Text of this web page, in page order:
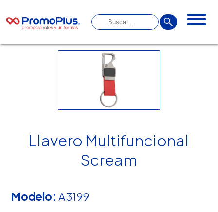
Llavero Multifuncional
Scream
Modelo: A3199